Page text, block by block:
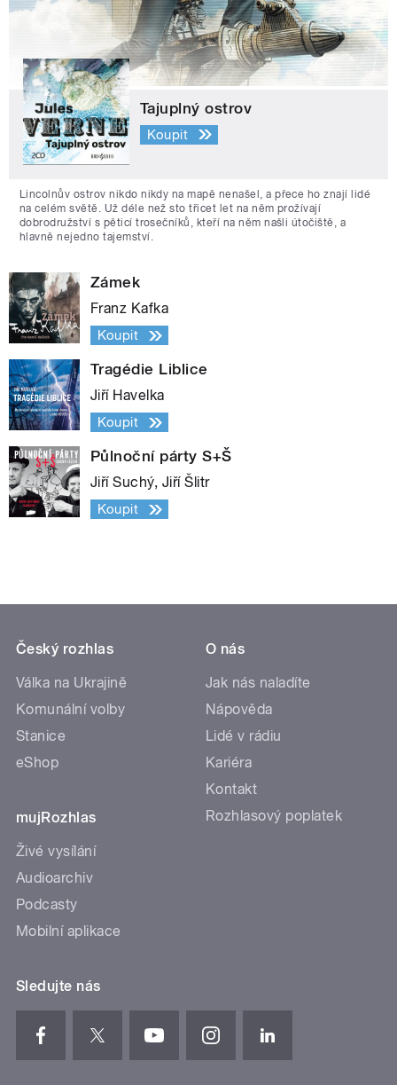
Tajuplný ostrov
Koupit
Lincolnův ostrov nikdo nikdy na mapě nenašel, a přece ho znají lidé
na celém světě. Už déle než sto třicet let na něm prožívají
dobrodružství s pěticí trosečníků, kteří na něm našli útočiště, a
hlavně nejedno tajemství.
Zámek
Franz Kafka
Koupit
Tragédie Liblice
Jiří Havelka
Koupit
Půlnoční párty S+Š
Jiří Suchý, Jiří Šlitr
Koupit
Český rozhlas
Válka na Ukrajině
Komunální volby
Stanice
eShop
mujRozhlas
Živé vysílání
Audioarchiv
Podcasty
Mobilní aplikace
O nás
Jak nás naladíte
Nápověda
Lidé v rádiu
Kariéra
Kontakt
Rozhlasový poplatek
Sledujte nás